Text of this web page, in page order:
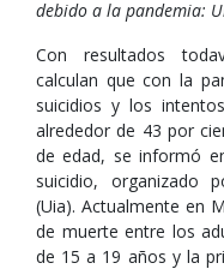
debido a la pandemia:
Con resultados
calculan que con la
suicidios y los
alrededor de 43 por
de edad, se informó
suicidio, organizado
(Uia). Actualmente en
de muerte entre los
de 15 a 19 años y la